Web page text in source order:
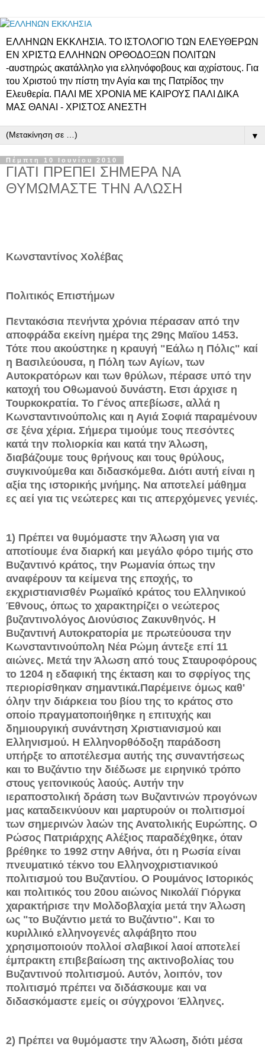
ΕΛΛΗΝΩΝ ΕΚΚΛΗΣΙΑ. ΤΟ ΙΣΤΟΛΟΓΙΟ ΤΩΝ ΕΛΕΥΘΕΡΩΝ
ΕΝ ΧΡΙΣΤΩ ΕΛΛΗΝΩΝ ΟΡΘΟΔΟΞΩΝ ΠΟΛΙΤΩΝ
-αυστηρώς ακατάλληλο για ελληνόφοβους και αχρίστους. Για
του Χριστού την πίστη την Αγία και της Πατρίδος την
Ελευθερία. ΠΑΛΙ ΜΕ ΧΡΟΝΙΑ ΜΕ ΚΑΙΡΟΥΣ ΠΑΛΙ ΔΙΚΑ
ΜΑΣ ΘΑΝΑΙ - ΧΡΙΣΤΟΣ ΑΝΕΣΤΗ
▼
Πέμπτη 10 Ιουνίου 2010
ΓΙΑΤΙ ΠΡΕΠΕΙ ΣΗΜΕΡΑ ΝΑ
ΘΥΜΩΜΑΣΤΕ ΤΗΝ ΑΛΩΣΗ
Κωνσταντίνος Χολέβας
Πολιτικός Επιστήμων
Πεντακόσια πενήντα χρόνια πέρασαν από την
αποφράδα εκείνη ημέρα της 29ης Μαϊου 1453.
Τότε που ακούστηκε η κραυγή "Εάλω η Πόλις" καί
η Βασιλεύουσα, η Πόλη των Αγίων, των
Αυτοκρατόρων και των θρύλων, πέρασε υπό την
κατοχή του Οθωμανού δυνάστη. Ετσι άρχισε η
Τουρκοκρατία. Το Γένος απεβίωσε, αλλά η
Κωνσταντινούπολις και η Αγιά Σοφιά παραμένουν
σε ξένα χέρια. Σήμερα τιμούμε τους πεσόντες
κατά την πολιορκία και κατά την Άλωση,
διαβάζουμε τους θρήνους και τους θρύλους,
συγκινούμεθα και διδασκόμεθα. Διότι αυτή είναι η
αξία της ιστορικής μνήμης. Να αποτελεί μάθημα
ες αεί για τις νεώτερες και τις απερχόμενες γενιές.
1) Πρέπει να θυμόμαστε την Άλωση για να
αποτίουμε ένα διαρκή και μεγάλο φόρο τιμής στο
Βυζαντινό κράτος, την Ρωμανία όπως την
αναφέρουν τα κείμενα της εποχής, το
εκχριστιανισθέν Ρωμαϊκό κράτος του Ελληνικού
Έθνους, όπως το χαρακτηρίζει ο νεώτερος
βυζαντινολόγος Διονύσιος Ζακυνθηνός. Η
Βυζαντινή Αυτοκρατορία με πρωτεύουσα την
Κωνσταντινούπολη Νέα Ρώμη άντεξε επί 11
αιώνες. Μετά την Άλωση από τους Σταυροφόρους
το 1204 η εδαφική της έκταση και το σφρίγος της
περιορίσθηκαν σημαντικά.Παρέμεινε όμως καθ'
όλην την διάρκεια του βίου της το κράτος στο
οποίο πραγματοποιήθηκε η επιτυχής και
δημιουργική συνάντηση Χριστιανισμού και
Ελληνισμού. Η Ελληνορθόδοξη παράδοση
υπήρξε το αποτέλεσμα αυτής της συναντήσεως
και το Βυζάντιο την διέδωσε με ειρηνικό τρόπο
στους γειτονικούς λαούς. Αυτήν την
ιεραποστολική δράση των Βυζαντινών προγόνων
μας καταδεικνύουν και μαρτυρούν οι πολιτισμοί
των σημερινών λαών της Ανατολικής Ευρώπης. Ο
Ρώσος Πατριάρχης Αλέξιος παραδέχθηκε, όταν
βρέθηκε το 1992 στην Αθήνα, ότι η Ρωσία είναι
πνευματικό τέκνο του Ελληνοχριστιανικού
πολιτισμού του Βυζαντίου. Ο Ρουμάνος Ιστορικός
και πολιτικός του 20ου αιώνος Νικολάϊ Γιόργκα
χαρακτήρισε την Μολδοβλαχία μετά την Άλωση
ως "το Βυζάντιο μετά το Βυζάντιο". Και το
κυριλλικό ελληνογενές αλφάβητο που
χρησιμοποιούν πολλοί σλαβικοί λαοί αποτελεί
έμπρακτη επιβεβαίωση της ακτινοβολίας του
Βυζαντινού πολιτισμού. Αυτόν, λοιπόν, τον
πολιτισμό πρέπει να διδάσκουμε και να
διδασκόμαστε εμείς οι σύγχρονοι Έλληνες.
2) Πρέπει να θυμόμαστε την Άλωση, διότι μέσα